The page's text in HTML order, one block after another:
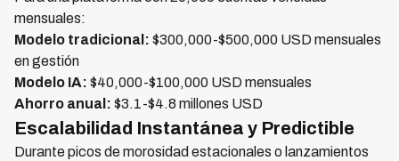
mensuales:
Modelo tradicional: $300,000-$500,000 USD mensuales
en gestión
Modelo IA: $40,000-$100,000 USD mensuales
Ahorro anual: $3.1-$4.8 millones USD
Escalabilidad Instantánea y Predictible
Durante picos de morosidad estacionales o lanzamientos